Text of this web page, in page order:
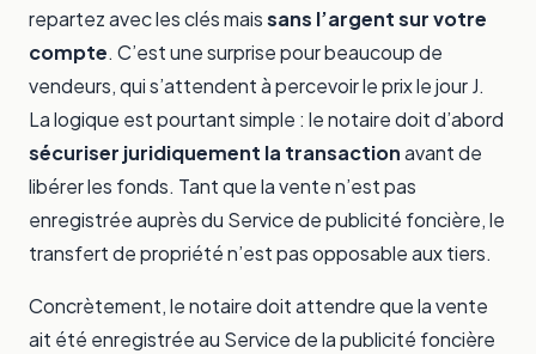
repartez avec les clés maissans l’argent sur votre
compte. C’est une surprise pour beaucoup de
vendeurs, qui s’attendent à percevoir le prix le jour J.
La logique est pourtant simple : le notaire doit d’abord
sécuriser juridiquement la transactionavant de
libérer les fonds. Tant que la vente n’est pas
enregistrée auprès du Service de publicité foncière, le
transfert de propriété n’est pas opposable aux tiers.
Concrètement, le notaire doit attendre que la vente
ait été enregistrée au Service de la publicité foncière